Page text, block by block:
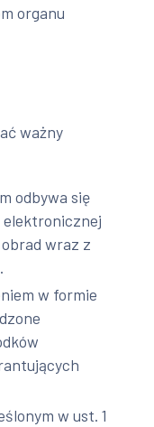
organu
ważny
odbywa się
elektronicznej
wraz z
w formie
w ust. 1